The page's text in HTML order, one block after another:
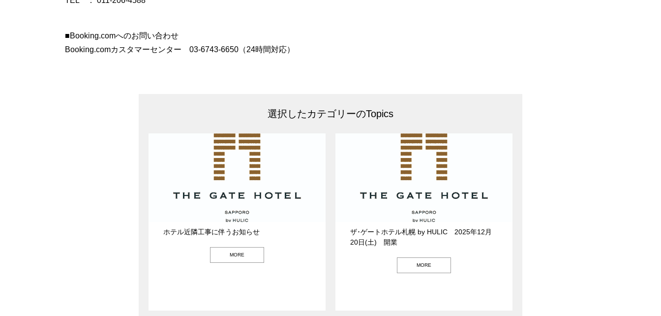
■Booking.comへのお問い合わせ
Booking.comカスタマーセンター 03-6743-6650（24時間対応）
選択したカテゴリーのTopics
ホテル近隣工事に伴うお知らせ
MORE
ザ･ゲートホテル札幌 by HULIC 2025年12月
20日(土) 開業
MORE